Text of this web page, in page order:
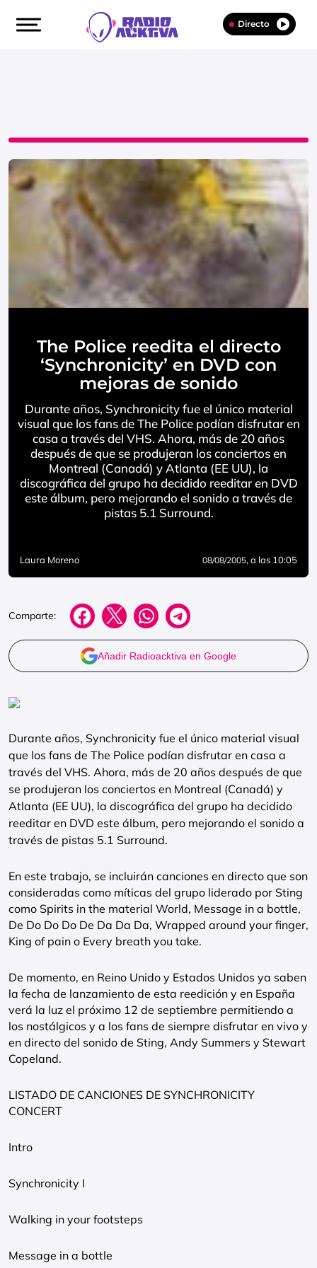
Directo
The Police reedita el directo
‘Synchronicity’ en DVD con
mejoras de sonido
Durante años, Synchronicity fue el único material
visual que los fans de The Police podían disfrutar en
casa a través del VHS. Ahora, más de 20 años
después de que se produjeran los conciertos en
Montreal (Canadá) y Atlanta (EE UU), la
discográfica del grupo ha decidido reeditar en DVD
este álbum, pero mejorando el sonido a través de
pistas 5.1 Surround.
Laura Moreno 08/08/2005, a las 10:05
Comparte:
Añadir Radioacktiva en Google
Durante años, Synchronicity fue el único material visual
que los fans de The Police podían disfrutar en casa a
través del VHS. Ahora, más de 20 años después de que
se produjeran los conciertos en Montreal (Canadá) y
Atlanta (EE UU), la discográfica del grupo ha decidido
reeditar en DVD este álbum, pero mejorando el sonido a
través de pistas 5.1 Surround.
En este trabajo, se incluirán canciones en directo que son
consideradas como míticas del grupo liderado por Sting
como Spirits in the material World, Message in a bottle,
De Do Do Do De Da Da Da, Wrapped around your finger,
King of pain o Every breath you take.
De momento, en Reino Unido y Estados Unidos ya saben
la fecha de lanzamiento de esta reedición y en España
verá la luz el próximo 12 de septiembre permitiendo a
los nostálgicos y a los fans de siempre disfrutar en vivo y
en directo del sonido de Sting, Andy Summers y Stewart
Copeland.
LISTADO DE CANCIONES DE SYNCHRONICITY
CONCERT
Intro
Synchronicity I
Walking in your footsteps
Message in a bottle